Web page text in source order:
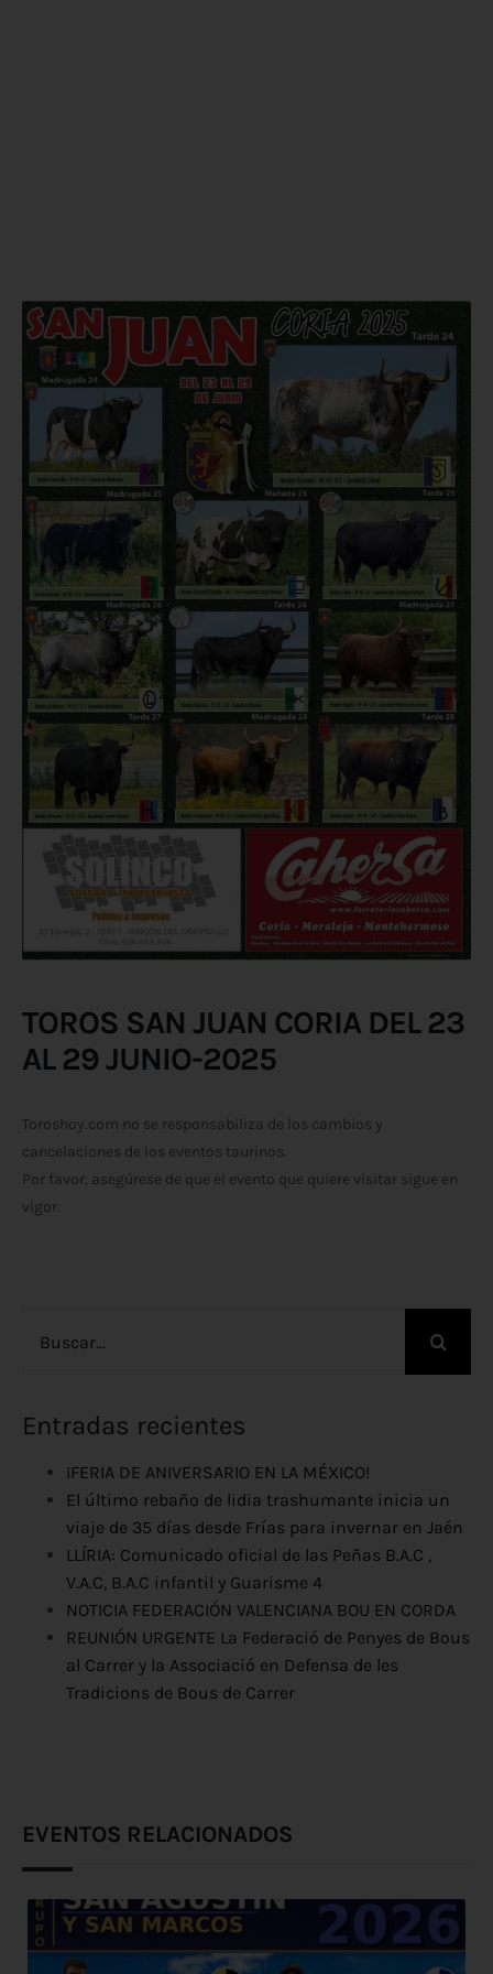
TOROS SAN JUAN CORIA DEL 23
AL 29 JUNIO-2025
Toroshoy.com no se responsabiliza de los cambios y
cancelaciones de los eventos taurinos.
Por favor, asegúrese de que el evento que quiere visitar sigue en
vigor.
Entradas recientes
¡FERIA DE ANIVERSARIO EN LA MÉXICO!
El último rebaño de lidia trashumante inicia un
viaje de 35 días desde Frías para invernar en Jaén
LLÍRIA: Comunicado oficial de las Peñas B.A.C ,
V.A.C, B.A.C infantil y Guarisme 4
NOTICIA FEDERACIÓN VALENCIANA BOU EN CORDA
REUNIÓN URGENTE La Federació de Penyes de Bous
al Carrer y la Associació en Defensa de les
Tradicions de Bous de Carrer
EVENTOS RELACIONADOS